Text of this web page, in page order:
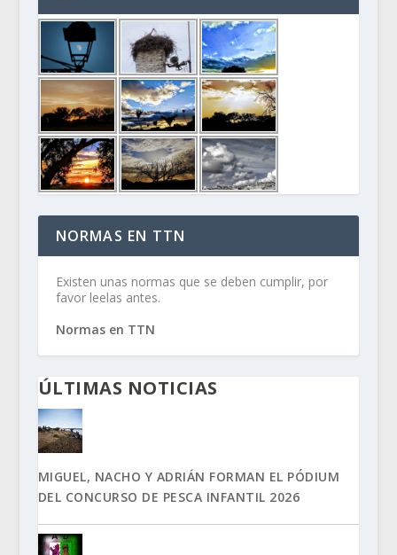
NORMAS EN TTN
Existen unas normas que se deben cumplir, por
favor leelas antes.
Normas en TTN
ÚLTIMAS NOTICIAS
MIGUEL, NACHO Y ADRIÁN FORMAN EL PÓDIUM
DEL CONCURSO DE PESCA INFANTIL 2026